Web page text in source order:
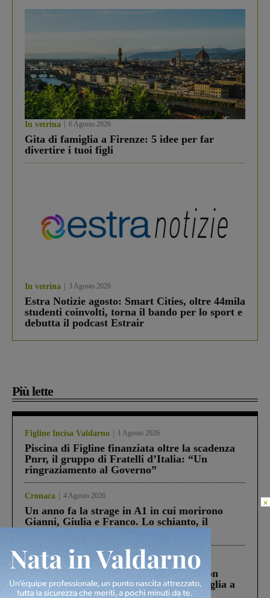
In vetrina 6 Agosto 2026
Gita di famiglia a Firenze: 5 idee per far
divertire i tuoi figli
In vetrina 3 Agosto 2026
Estra Notizie agosto: Smart Cities, oltre 44mila
studenti coinvolti, torna il bando per lo sport e
debutta il podcast Estrair
Più lette
Figline Incisa Valdarno 1 Agosto 2026
Piscina di Figline finanziata oltre la scadenza
Pnrr, il gruppo di Fratelli d’Italia: “Un
ringraziamento al Governo”
Cronaca 4 Agosto 2026
Un anno fa la strage in A1 in cui morirono
Gianni, Giulia e Franco. Lo schianto, il
Cronaca 3 Agosto 2026
Scomparso da una struttura di Castiglion
Fiorentino l’uomo che aveva ucciso la figlia a
Levane nel 2020
×